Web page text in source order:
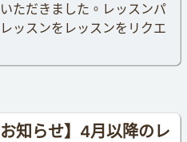
ただきました。レッスンパ
ッスンをレッスンをリクエ
お知らせ】4月以降のレ